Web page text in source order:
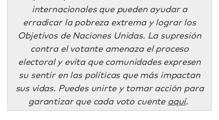
internacionales que pueden ayudar a
erradicar la pobreza extrema y lograr los
Objetivos de Naciones Unidas. La supresión
contra el votante amenaza el proceso
electoral y evita que comunidades expresen
su sentir en las políticas que más impactan
sus vidas. Puedes unirte y tomar acción para
garantizar que cada voto cuente aquí.